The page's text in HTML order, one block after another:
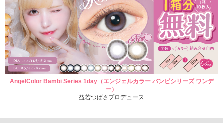
AngelColor Bambi Series 1day（エンジェルカラー バンビシリーズ ワンデ
ー）
益若つばさプロデュース